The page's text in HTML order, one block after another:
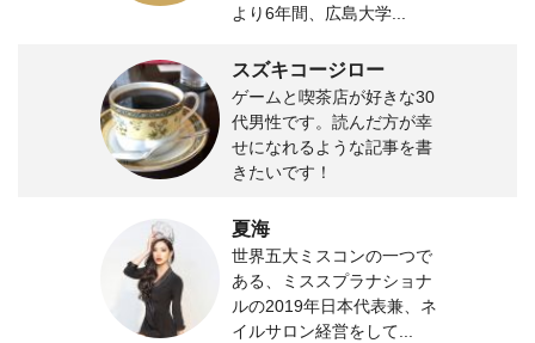
より6年間、広島大学...
スズキコージロー
ゲームと喫茶店が好きな30
代男性です。読んだ方が幸
せになれるような記事を書
きたいです！
夏海
世界五大ミスコンの一つで
ある、ミススプラナショナ
ルの2019年日本代表兼、ネ
イルサロン経営をして...